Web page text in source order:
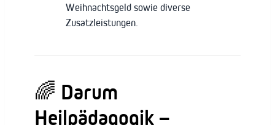
Weihnachtsgeld sowie diverse
Zusatzleistungen.
🌈 Darum
Heilpädagogik –